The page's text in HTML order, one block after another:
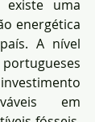
uma
energética
A nível
em